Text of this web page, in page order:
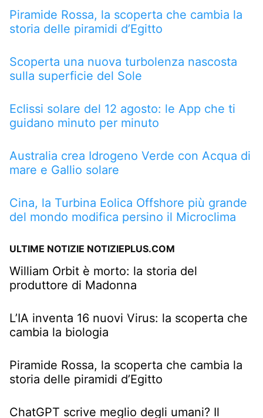
Piramide Rossa, la scoperta che cambia la
storia delle piramidi d’Egitto
Scoperta una nuova turbolenza nascosta
sulla superficie del Sole
Eclissi solare del 12 agosto: le App che ti
guidano minuto per minuto
Australia crea Idrogeno Verde con Acqua di
mare e Gallio solare
Cina, la Turbina Eolica Offshore più grande
del mondo modifica persino il Microclima
ULTIME NOTIZIE NOTIZIEPLUS.COM
William Orbit è morto: la storia del
produttore di Madonna
L’IA inventa 16 nuovi Virus: la scoperta che
cambia la biologia
Piramide Rossa, la scoperta che cambia la
storia delle piramidi d’Egitto
ChatGPT scrive meglio degli umani? Il